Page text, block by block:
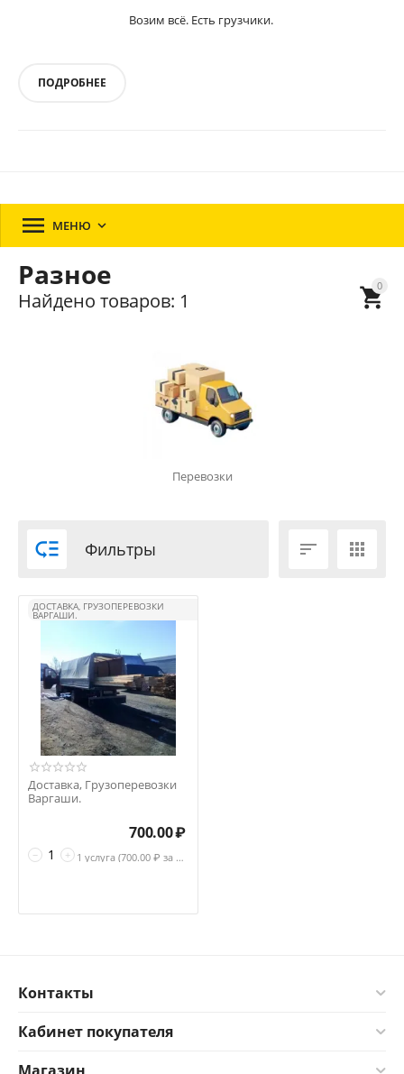
Возим всё. Есть грузчики.
ПОДРОБНЕЕ
0

 МЕНЮ 
Разное
Найдено товаров: 1
Перевозки
 Фильтры  
ДОСТАВКА, ГРУЗОПЕРЕВОЗКИ
ВАРГАШИ.
Доставка, Грузоперевозки
Варгаши.
+
−
700.00₽
1 услуга (700.00 ₽ за услуга)
Контакты
Кабинет покупателя